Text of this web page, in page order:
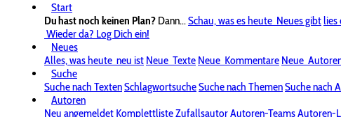
Start
Du hast noch keinen Plan? Dann...Schau, was es heute Neues gibtlies
Wieder da? Log Dich ein!
Neues
Alles, was heute neu ist Neue Texte Neue Kommentare Neue
Suche
Suche nach TextenSchlagwortsucheSuche nach ThemenSuche nach
Autoren
Neu angemeldet KomplettlisteZufallsautorAutoren-TeamsAutoren-